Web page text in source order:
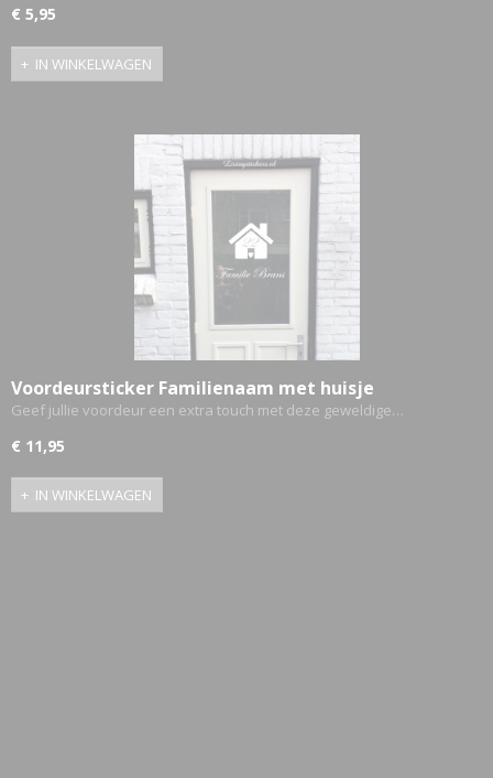
€ 5,95
IN WINKELWAGEN
Voordeursticker Familienaam met huisje
Geef jullie voordeur een extra touch met deze geweldige…
€ 11,95
IN WINKELWAGEN